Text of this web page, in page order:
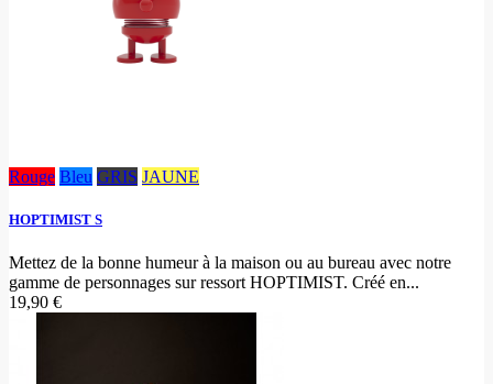
Rouge Bleu GRIS JAUNE
HOPTIMIST S
Mettez de la bonne humeur à la maison ou au bureau avec notre
gamme de personnages sur ressort HOPTIMIST. Créé en...
19,90 €